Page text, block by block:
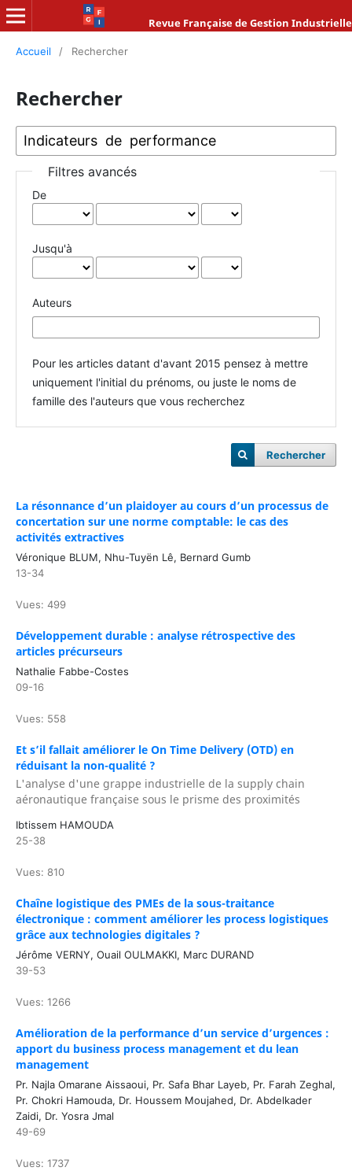
Revue Française de Gestion Industrielle
Accueil / Rechercher
Rechercher
Filtres avancés
De
Jusqu'à
Auteurs
Pour les articles datant d'avant 2015 pensez à mettre
uniquement l'initial du prénoms, ou juste le noms de
famille des l'auteurs que vous recherchez
Rechercher
La résonnance d’un plaidoyer au cours d’un processus de
concertation sur une norme comptable: le cas des
activités extractives
Véronique BLUM, Nhu-Tuyën Lê, Bernard Gumb
13-34
Vues: 499
Développement durable : analyse rétrospective des
articles précurseurs
Nathalie Fabbe-Costes
09-16
Vues: 558
Et s’il fallait améliorer le On Time Delivery (OTD) en
réduisant la non-qualité ?
L'analyse d'une grappe industrielle de la supply chain
aéronautique française sous le prisme des proximités
Ibtissem HAMOUDA
25-38
Vues: 810
Chaîne logistique des PMEs de la sous-traitance
électronique : comment améliorer les process logistiques
grâce aux technologies digitales ?
Jérôme VERNY, Ouail OULMAKKI, Marc DURAND
39-53
Vues: 1266
Amélioration de la performance d’un service d’urgences :
apport du business process management et du lean
management
Pr. Najla Omarane Aissaoui, Pr. Safa Bhar Layeb, Pr. Farah Zeghal,
Pr. Chokri Hamouda, Dr. Houssem Moujahed, Dr. Abdelkader
Zaidi, Dr. Yosra Jmal
49-69
Vues: 1737